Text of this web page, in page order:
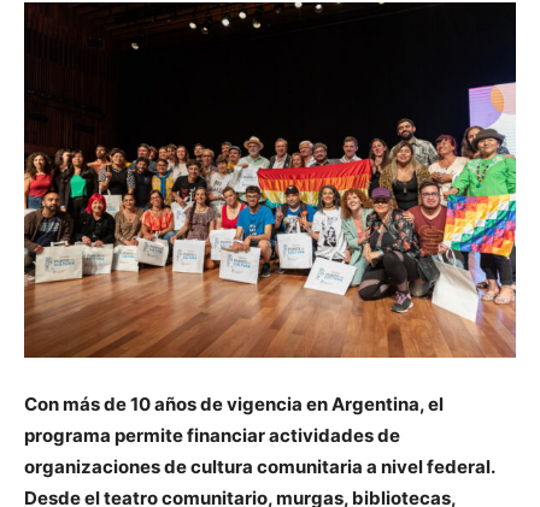
Con más de 10 años de vigencia en Argentina, el
programa permite financiar actividades de
organizaciones de cultura comunitaria a nivel federal.
Desde el teatro comunitario, murgas, bibliotecas,